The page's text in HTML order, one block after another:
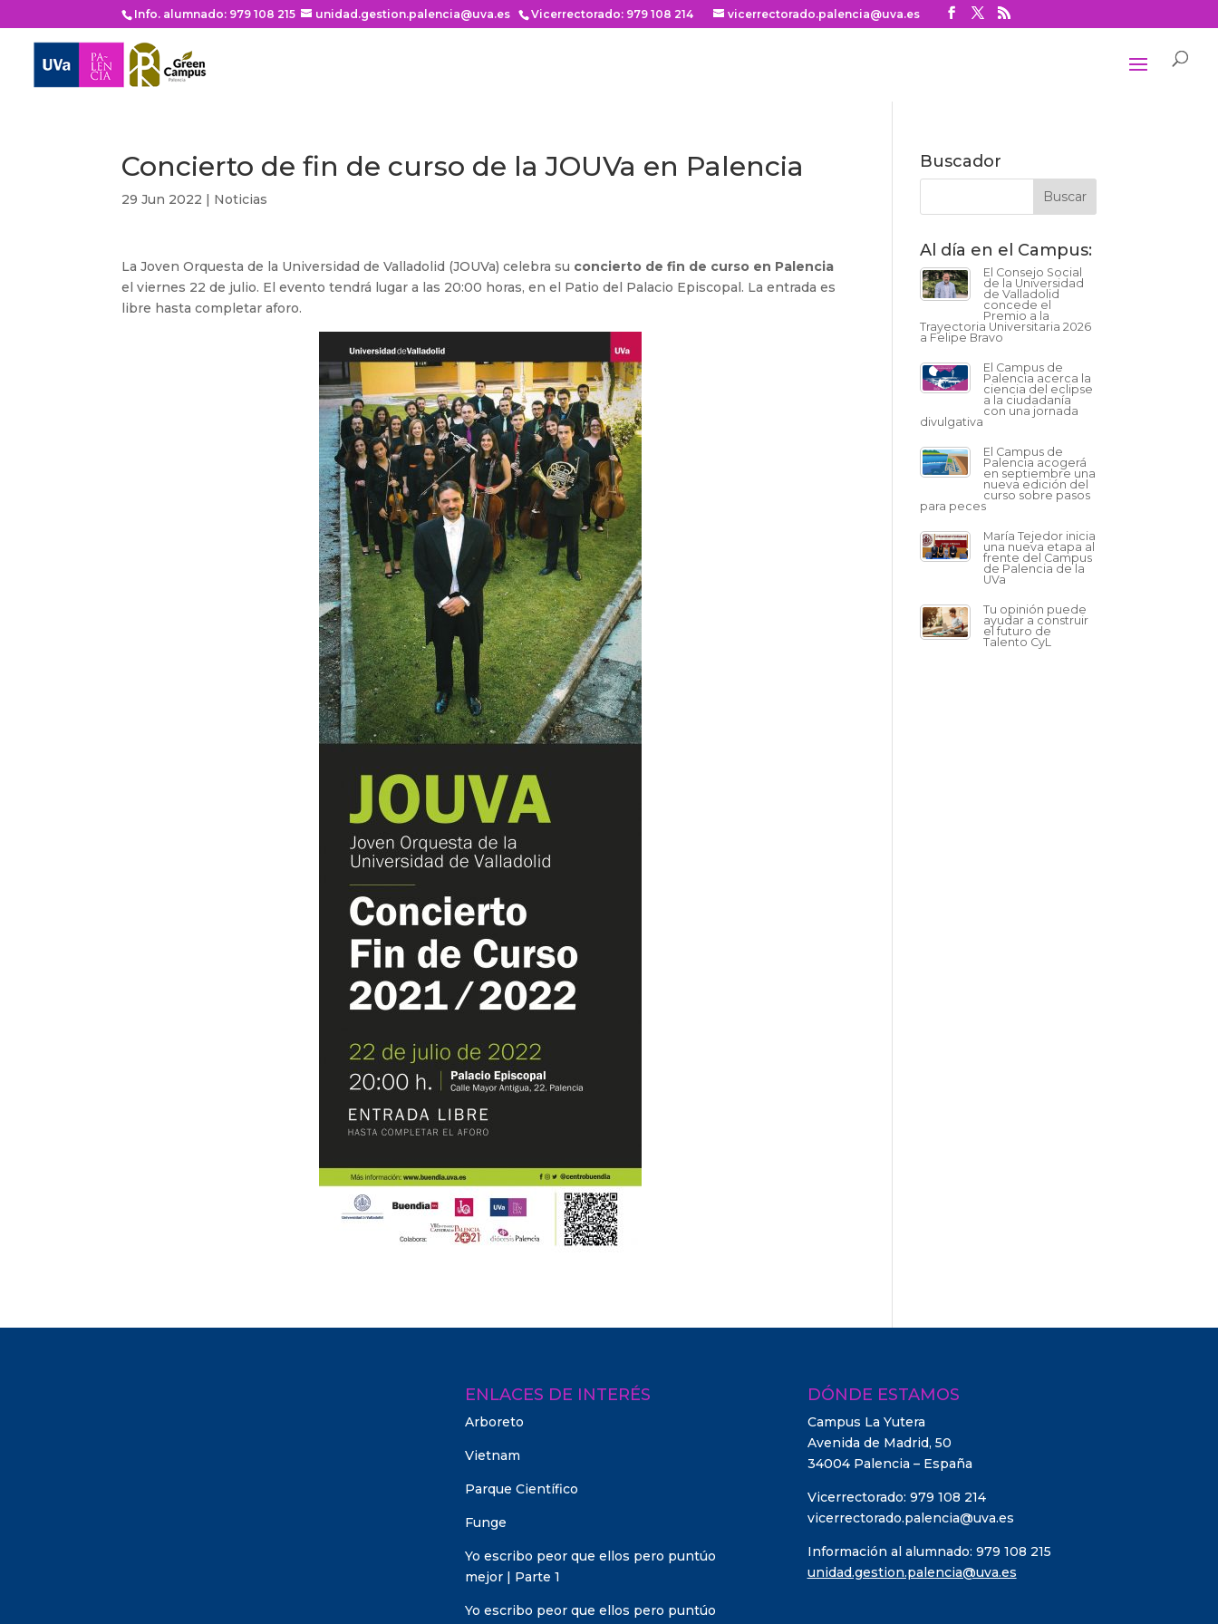
Info. alumnado: 979 108 215 unidad.gestion.palencia@uva.es Vicerrectorado: 979 108 214 vicerrectorado.palencia@uva.es
Concierto de fin de curso de la JOUVa en Palencia
29 Jun 2022 | Noticias
La Joven Orquesta de la Universidad de Valladolid (JOUVa) celebra su concierto de fin de curso en Palencia
el viernes 22 de julio. El evento tendrá lugar a las 20:00 horas, en el Patio del Palacio Episcopal. La entrada es
libre hasta completar aforo.
Buscador
Al día en el Campus:
El Consejo Social
de la Universidad
de Valladolid
concede el
Premio a la
Trayectoria Universitaria 2026
a Felipe Bravo
El Campus de
Palencia acerca la
ciencia del eclipse
a la ciudadanía
con una jornada
divulgativa
El Campus de
Palencia acogerá
en septiembre una
nueva edición del
curso sobre pasos
para peces
María Tejedor inicia
una nueva etapa al
frente del Campus
de Palencia de la
UVa
Tu opinión puede
ayudar a construir
el futuro de
Talento CyL
ENLACES DE INTERÉS
Arboreto
Vietnam
Parque Científico
Funge
Yo escribo peor que ellos pero puntúo
mejor | Parte 1
Yo escribo peor que ellos pero puntúo
DÓNDE ESTAMOS
Campus La Yutera
Avenida de Madrid, 50
34004 Palencia – España
Vicerrectorado: 979 108 214
vicerrectorado.palencia@uva.es
Información al alumnado: 979 108 215
unidad.gestion.palencia@uva.es